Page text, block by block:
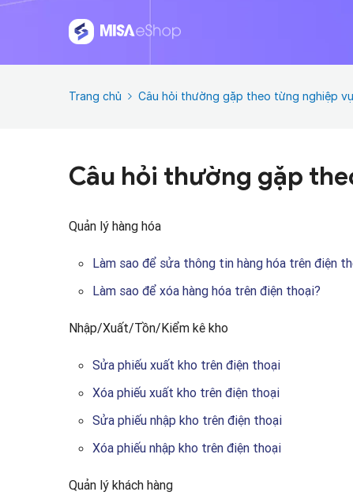
Trang chủ Câu hỏi thường gặp theo từng nghiệp vụ
Câu hỏi thường gặp
Quản lý hàng hóa
Làm sao để sửa thông tin hàng hóa trên điện
Làm sao để xóa hàng hóa trên điện thoại?
Nhập/Xuất/Tồn/Kiểm kê kho
Sửa phiếu xuất kho trên điện thoại
Xóa phiếu xuất kho trên điện thoại
Sửa phiếu nhập kho trên điện thoại
Xóa phiếu nhập kho trên điện thoại
Quản lý khách hàng